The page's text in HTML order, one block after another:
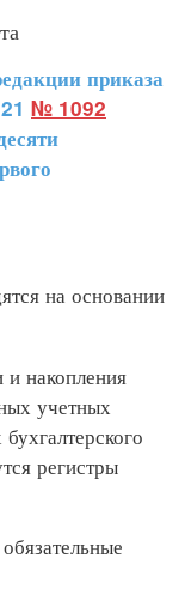
приказа
№ 1092
на основании
накопления
учетных
регистры